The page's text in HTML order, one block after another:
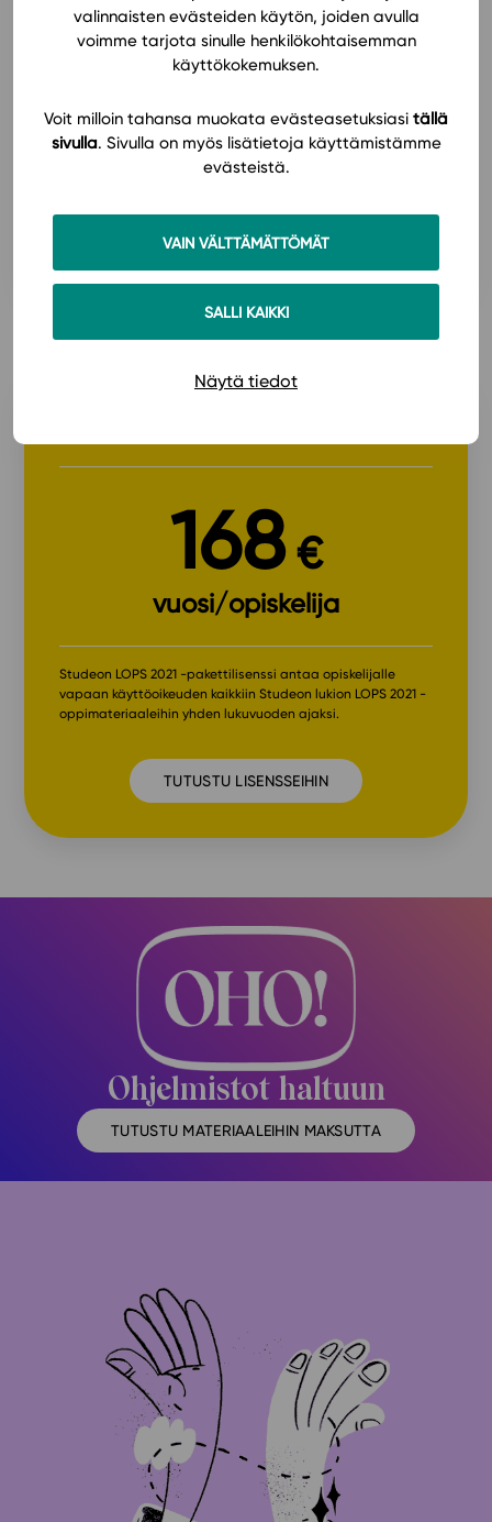
valinnaisten evästeiden käytön, joiden avulla
voimme tarjota sinulle henkilökohtaisemman
käyttökokemuksen.
Voit milloin tahansa muokata evästeasetuksiasi tällä
sivulla. Sivulla on myös lisätietoja käyttämistämme
evästeistä.
VAIN VÄLTTÄMÄTTÖMÄT
SALLI KAIKKI
Näytä tiedot
€
vuosi/oppilas
Studeon yläkoulun pakettilisenssi antaa oppilaille vapaan
käyttöoikeuden kaikkiin Studeon yläkoulun
TUTUSTU LISENSSEIHIN
168€
vuosi/opiskelija
Studeon LOPS 2021 -pakettilisenssi antaa opiskelijalle
vapaan käyttöoikeuden kaikkiin Studeon lukion LOPS 2021 -
oppimateriaaleihin yhden lukuvuoden ajaksi.
TUTUSTU LISENSSEIHIN
Ohjelmistot haltuun
TUTUSTU MATERIAALEIHIN MAKSUTTA